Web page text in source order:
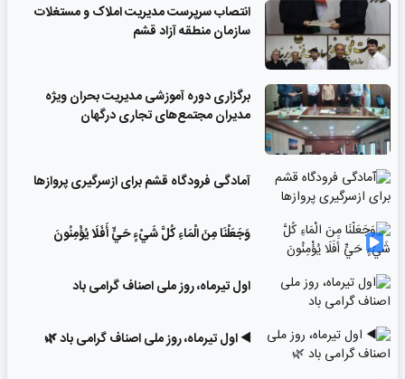
انتصاب سرپرست مدیریت املاک و مستغلات
سازمان منطقه آزاد قشم
برگزاری دوره آموزشی مدیریت بحران ویژه
مدیران مجتمع‌های تجاری درگهان
آمادگی فرودگاه قشم برای ازسرگیری پروازها
وَجَعَلْنَا مِنَ الْمَاءِ كُلَّ شَيْءٍ حَيٍّ أَفَلَا يُؤْمِنُونَ
اول تیرماه، روز ملی اصناف گرامی باد
◀️ اول تیرماه، روز ملی اصناف گرامی باد 🌿